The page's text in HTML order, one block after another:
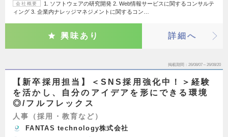
会社概要
1. ソフトウェアの研究開発 2. Web情報サービスに関するコンサルテ
ィング 3. 企業内ナレッジマネジメントに関するコン…
興味あり 詳細へ
掲載期間 26/08/07～26/08/20
【新卒採用担当】＜SNS採用強化中！＞経験
を活かし、自分のアイデアを形にできる環境
◎/フルフレックス
人事（採用・教育など）
FANTAS technology株式会社